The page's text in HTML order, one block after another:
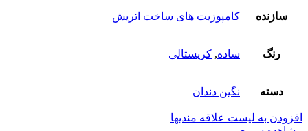
سازنده کامپوزیت های ساخت اتریش
رنگ ساده, کریستالی
دسته نگین دندان
افزودن به لیست علاقه مندیها